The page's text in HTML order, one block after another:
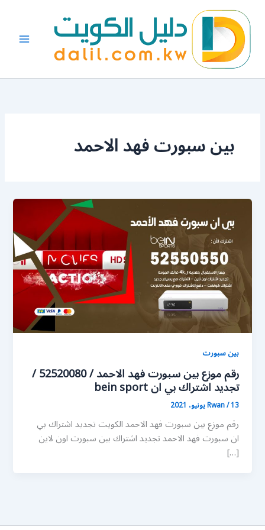
المحتوى
بين سبورت فهد الاحمد
بين سبورت
رقم موزع بين سبورت فهد الاحمد / 52520080 /
تجديد اشتراك بي ان bein sport
Rwan/13 يونيو، 2021
رقم موزع بين سبورت فهد الاحمد الكويت تجديد اشتراك بي
ان سبورت فهد الاحمد تجديد اشتراك بين سبورت اون لاين
[…]